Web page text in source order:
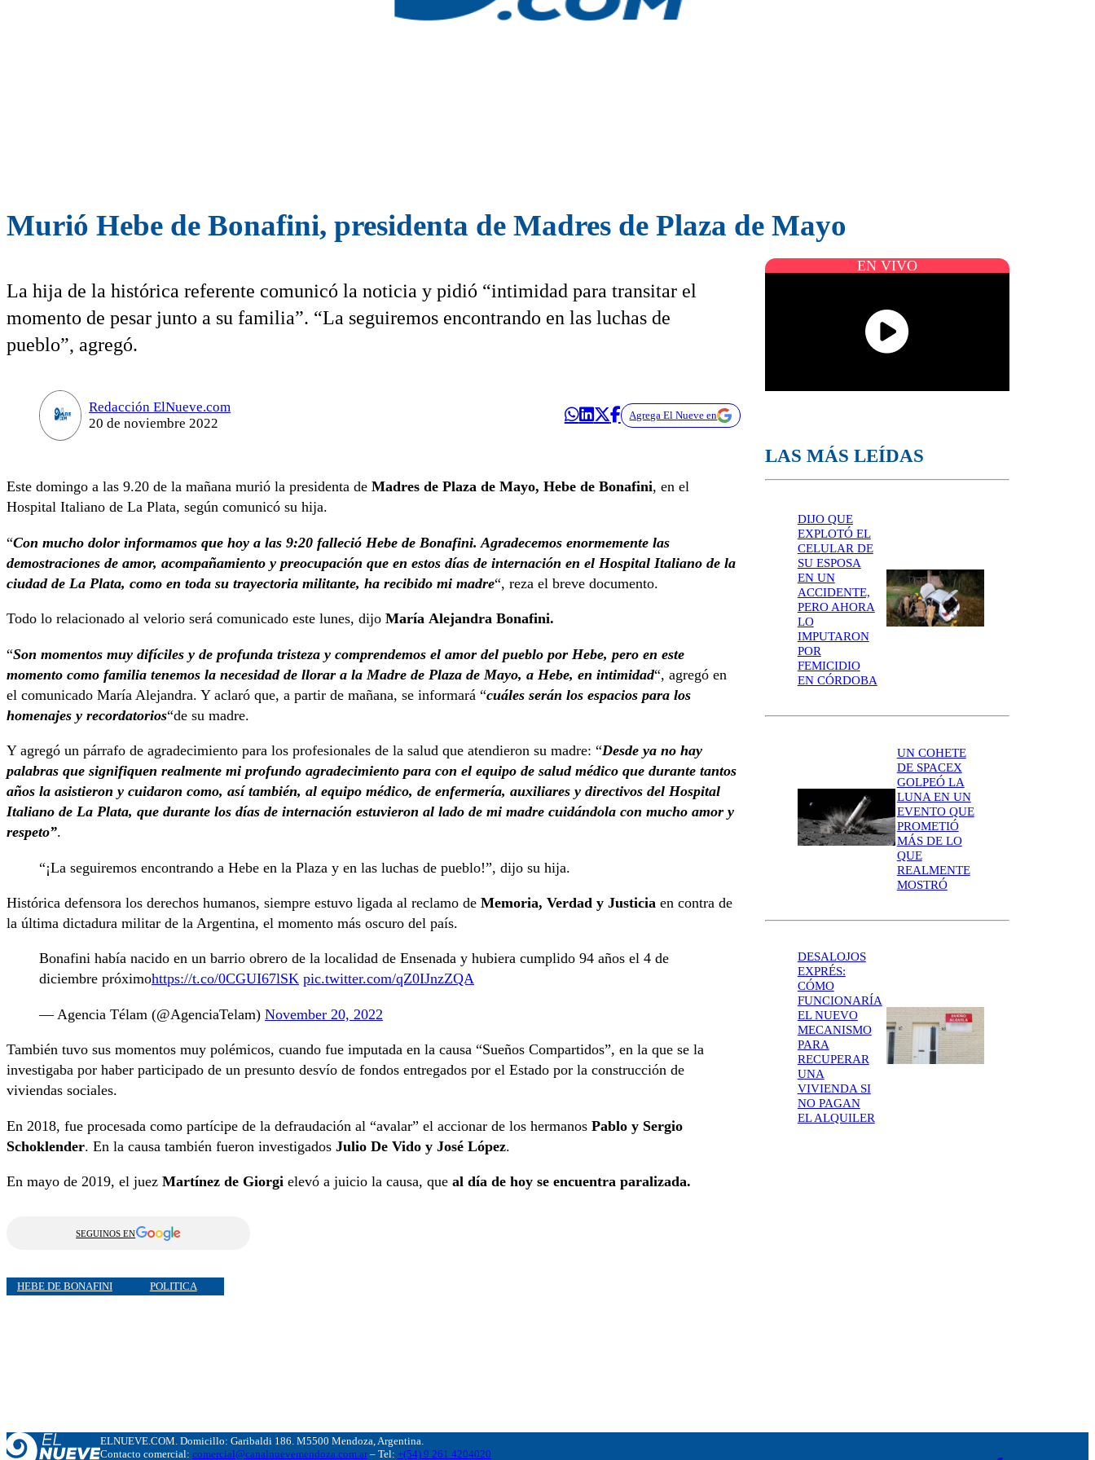
Murió Hebe de Bonafini, presidenta de Madres de Plaza de Mayo
La hija de la histórica referente comunicó la noticia y pidió “intimidad para transitar el
momento de pesar junto a su familia”. “La seguiremos encontrando en las luchas de
pueblo”, agregó.
Redacción ElNueve.com
20 de noviembre 2022
Agrega El Nueve en
Este domingo a las 9.20 de la mañana murió la presidenta de Madres de Plaza de Mayo, Hebe de Bonafini, en el
Hospital Italiano de La Plata, según comunicó su hija.
“Con mucho dolor informamos que hoy a las 9:20 falleció Hebe de Bonafini. Agradecemos enormemente las
demostraciones de amor, acompañamiento y preocupación que en estos días de internación en el Hospital Italiano de la
ciudad de La Plata, como en toda su trayectoria militante, ha recibido mi madre“, reza el breve documento.
Todo lo relacionado al velorio será comunicado este lunes, dijo María Alejandra Bonafini.
“Son momentos muy difíciles y de profunda tristeza y comprendemos el amor del pueblo por Hebe, pero en este
momento como familia tenemos la necesidad de llorar a la Madre de Plaza de Mayo, a Hebe, en intimidad“, agregó en
el comunicado María Alejandra. Y aclaró que, a partir de mañana, se informará “cuáles serán los espacios para los
homenajes y recordatorios“de su madre.
Y agregó un párrafo de agradecimiento para los profesionales de la salud que atendieron su madre: “Desde ya no hay
palabras que signifiquen realmente mi profundo agradecimiento para con el equipo de salud médico que durante tantos
años la asistieron y cuidaron como, así también, al equipo médico, de enfermería, auxiliares y directivos del Hospital
Italiano de La Plata, que durante los días de internación estuvieron al lado de mi madre cuidándola con mucho amor y
respeto”.
“¡La seguiremos encontrando a Hebe en la Plaza y en las luchas de pueblo!”, dijo su hija.
Histórica defensora los derechos humanos, siempre estuvo ligada al reclamo de Memoria, Verdad y Justicia en contra de
la última dictadura militar de la Argentina, el momento más oscuro del país.
Bonafini había nacido en un barrio obrero de la localidad de Ensenada y hubiera cumplido 94 años el 4 de
diciembre próximohttps://t.co/0CGUI67lSK pic.twitter.com/qZ0IJnzZQA
— Agencia Télam (@AgenciaTelam) November 20, 2022
También tuvo sus momentos muy polémicos, cuando fue imputada en la causa “Sueños Compartidos”, en la que se la
investigaba por haber participado de un presunto desvío de fondos entregados por el Estado por la construcción de
viviendas sociales.
En 2018, fue procesada como partícipe de la defraudación al “avalar” el accionar de los hermanos Pablo y Sergio
Schoklender. En la causa también fueron investigados Julio De Vido y José López.
En mayo de 2019, el juez Martínez de Giorgi elevó a juicio la causa, que al día de hoy se encuentra paralizada.
SEGUINOS EN
HEBE DE BONAFINI POLITICA
EN VIVO
LAS MÁS LEÍDAS
DIJO QUE
EXPLOTÓ EL
CELULAR DE
SU ESPOSA
EN UN
ACCIDENTE,
PERO AHORA
LO
IMPUTARON
POR
FEMICIDIO
EN CÓRDOBA
UN COHETE
DE SPACEX
GOLPEÓ LA
LUNA EN UN
EVENTO QUE
PROMETIÓ
MÁS DE LO
QUE
REALMENTE
MOSTRÓ
DESALOJOS
EXPRÉS:
CÓMO
FUNCIONARÍA
EL NUEVO
MECANISMO
PARA
RECUPERAR
UNA
VIVIENDA SI
NO PAGAN
EL ALQUILER
ELNUEVE.COM. Domicillo: Garibaldi 186. M5500 Mendoza, Argentina.
Contacto comercial: comercial@canalnuevemendoza.com.ar– Tel: +(54) 9 261 4204020